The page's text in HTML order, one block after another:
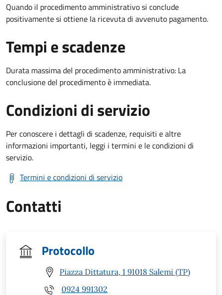
Quando il procedimento amministrativo si conclude
positivamente si ottiene la ricevuta di avvenuto pagamento.
Tempi e scadenze
Durata massima del procedimento amministrativo: La
conclusione del procedimento è immediata.
Condizioni di servizio
Per conoscere i dettagli di scadenze, requisiti e altre
informazioni importanti, leggi i termini e le condizioni di
servizio.
Termini e condizioni di servizio
Contatti
Protocollo
Piazza Dittatura, 1 91018 Salemi (TP)
0924 991302